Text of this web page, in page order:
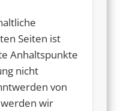
Seiten ist
Anhaltspunkte
nicht
von
wir